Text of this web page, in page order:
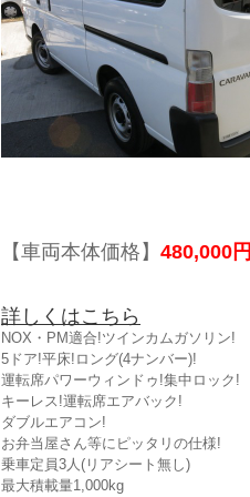
【車両本体価格】 480,000円
詳しくはこちら
NOX・PM適合!ツインカムガソリン!
5ドア!平床!ロング(4ナンバー)!
運転席パワーウィンドゥ!集中ロック!
キーレス!運転席エアバック!
ダブルエアコン!
お弁当屋さん等にピッタリの仕様!
乗車定員3人(リアシート無し)
最大積載量1,000kg